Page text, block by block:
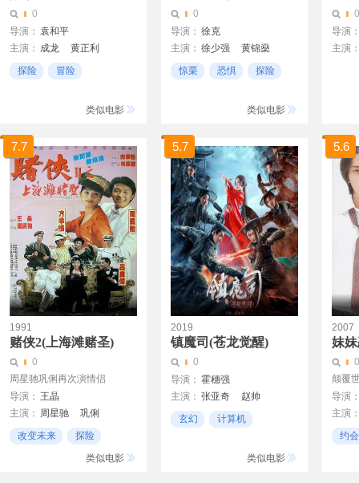
0
导演： 袁和平
主演： 成龙
黄正利
袁小田
冯敬文
探险
冒险
类似电影
0
导演： 徐克
主演： 徐少强
黄锦燊
高雄惊栗 恐惧 探险
类似电影
0
导演
主演
7.7
1991
赌侠2(上海滩赌圣)
0
周星驰巩俐再次演情侣
导演： 王晶
主演： 周星驰
巩俐
吕良伟
向华强
吴君如
改变未来
探险
类似电影
5.7
2019
镇魔司(苍龙觉醒)
0
导演： 霍穗强
主演： 张亚奇
赵帅
钟政均
曹玥瑶
夏茉
玄幻
计算机
类似电影
5.6
2007
妹
0
颠覆
导演
主演
荣仓约会